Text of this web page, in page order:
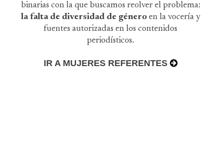
binarias con la que buscamos reolver el problema:
la falta de diversidad de género en la vocería y
fuentes autorizadas en los contenidos
periodísticos.
IR A MUJERES REFERENTES